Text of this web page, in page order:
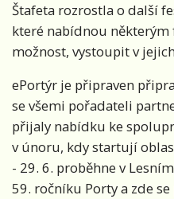
Štafeta rozrostla o další
které nabídnou
možnost, vystoupit v
ePortýr je připraven
se všemi pořadateli
přijaly nabídku ke
v únoru, kdy startují
- 29. 6. proběhne v
59. ročníku Porty a zde